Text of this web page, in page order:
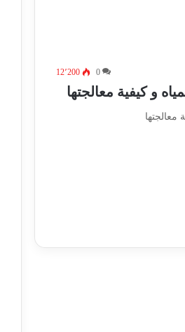
0 12٬200
و كيفية معالجتها
معالجتها